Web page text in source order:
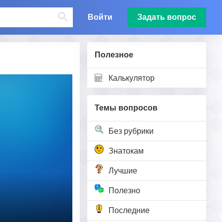
Войти Задать вопрос
Полезное
Калькулятор
Темы вопросов
Без рубрики
Знатокам
Лучшие
Полезно
Последние